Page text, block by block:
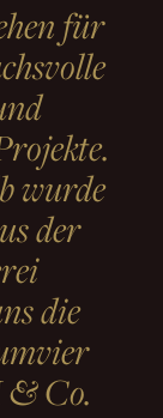
für
wurde
der
die
Co.